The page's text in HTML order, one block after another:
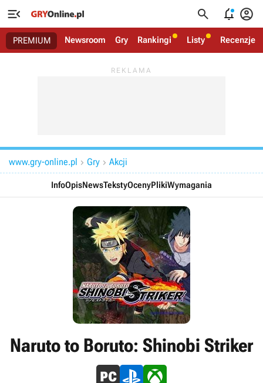
   
PREMIUM Newsroom Gry Rankingi Listy Recenzje
www.gry-online.pl  Gry  Akcji
InfoOpisNewsTekstyOcenyPlikiWymagania
Naruto to Boruto: Shinobi Striker